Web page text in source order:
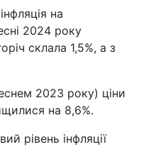
на
2024 року
склала 1,5%, а з
2023 року) ціни
на 8,6%.
рівень інфляції